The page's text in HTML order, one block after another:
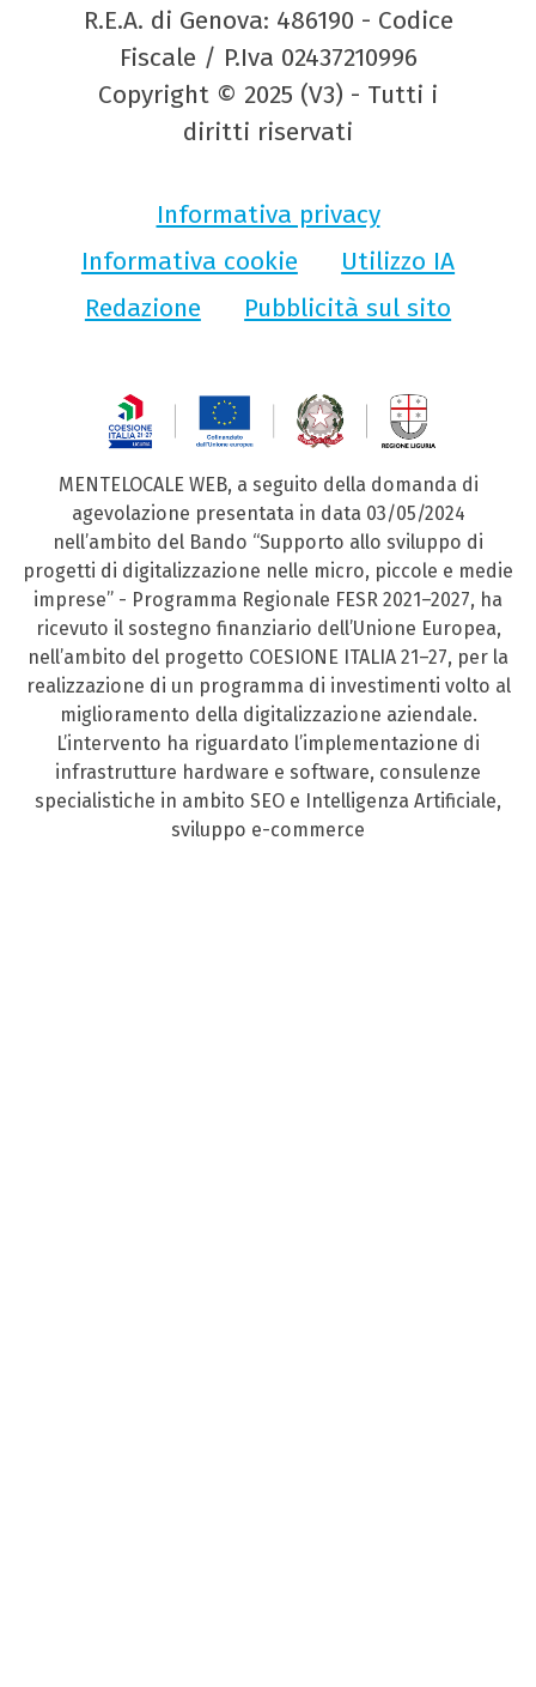
R.E.A. di Genova: 486190 - Codice
Fiscale / P.Iva 02437210996
Copyright © 2025 (V3) - Tutti i
diritti riservati
Informativa privacy
Informativa cookie
Utilizzo IA
Redazione
Pubblicità sul sito
MENTELOCALE WEB, a seguito della domanda di
agevolazione presentata in data 03/05/2024
nell’ambito del Bando “Supporto allo sviluppo di
progetti di digitalizzazione nelle micro, piccole e medie
imprese” - Programma Regionale FESR 2021–2027, ha
ricevuto il sostegno finanziario dell’Unione Europea,
nell’ambito del progetto COESIONE ITALIA 21–27, per la
realizzazione di un programma di investimenti volto al
miglioramento della digitalizzazione aziendale.
L’intervento ha riguardato l’implementazione di
infrastrutture hardware e software, consulenze
specialistiche in ambito SEO e Intelligenza Artificiale,
sviluppo e-commerce